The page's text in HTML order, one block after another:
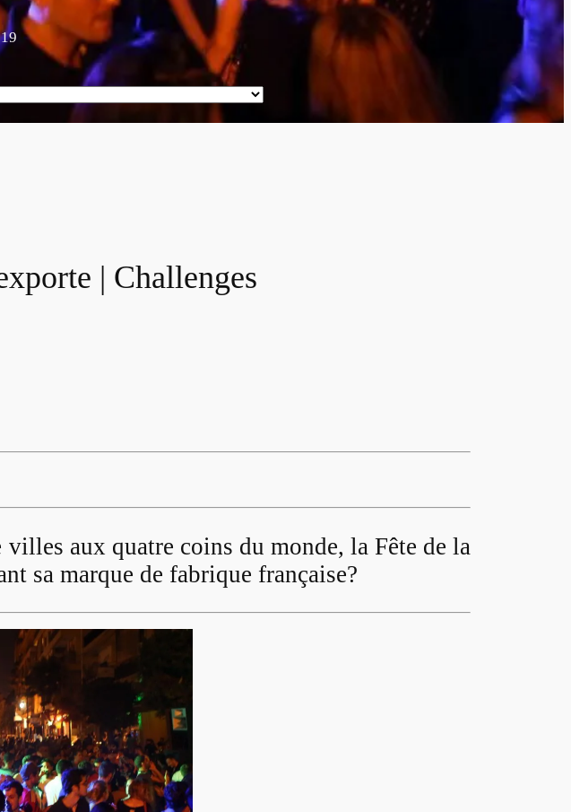
| Challenges
aux quatre coins du monde, la Fête de la
sa marque de fabrique française?